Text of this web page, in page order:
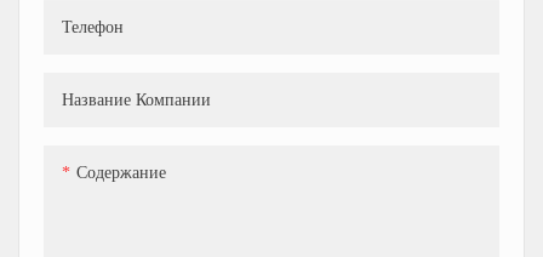
Телефон
Название Компании
Содержание